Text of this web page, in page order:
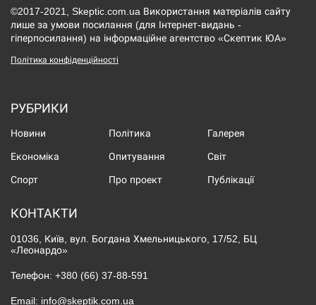
©2017-2021, Skeptic.com.ua Використання матеріалів сайту
лише за умови посилання (для Інтернет-видань -
гіперпосилання) на інформаційне агентство «Скептик ЮА»
Політика конфіденційності
РУБРИКИ
Новини Політика Галерея
Економіка Опитування Світ
Спорт Про проект Публікації
КОНТАКТИ
01036, Київ, вул. Богдана Хмельницького, 17/52, БЦ
«Леонардо»
Телефон: +380 (66) 37-88-591
Email: info@skeptik.com.ua